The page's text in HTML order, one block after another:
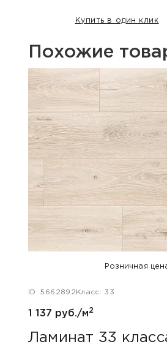
Купить в один клик
Похожие
Розничная
ID: 5662892 Класс: 33
1 137 руб./м2
Ламинат 33